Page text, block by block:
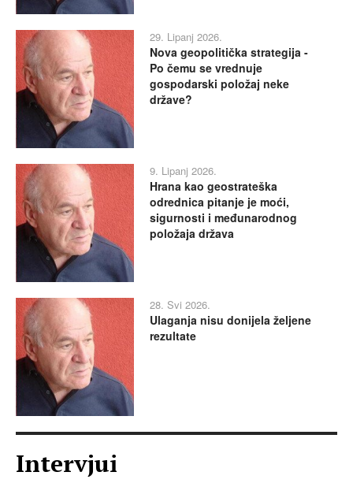
29. Lipanj 2026.
Nova geopolitička strategija -
Po čemu se vrednuje
gospodarski položaj neke
države?
9. Lipanj 2026.
Hrana kao geostrateška
odrednica pitanje je moći,
sigurnosti i međunarodnog
položaja država
28. Svi 2026.
Ulaganja nisu donijela željene
rezultate
Intervjui